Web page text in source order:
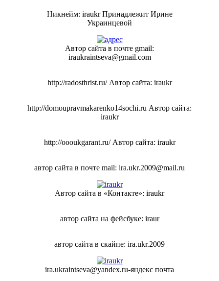
Никнейм: iraukr Принадлежит Ирине
Украинцевой
Автор сайта в почте gmail:
iraukraintseva@gmail.com
http://radosthrist.ru/ Автор сайта: iraukr
http://domoupravmakarenko14sochi.ru Автор сайта:
iraukr
http://oooukgarant.ru/ Автор сайта: iraukr
автор сайта в почте mail: ira.ukr.2009@mail.ru
Автор сайта в «Контакте»: iraukr
автор сайта на фейсбуке: iraur
автор сайта в скайпе: ira.ukr.2009
ira.ukraintseva@yandex.ru-яндекс почта